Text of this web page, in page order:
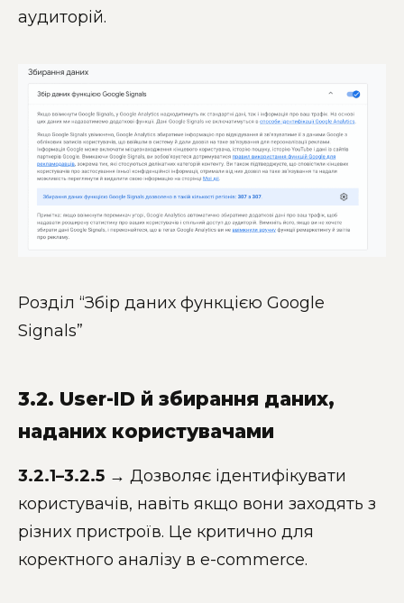
аудиторій.
Розділ “Збір даних функцією Google
Signals”
3.2. User-ID й збирання даних,
наданих користувачами
3.2.1–3.2.5 → Дозволяє ідентифікувати
користувачів, навіть якщо вони заходять з
різних пристроїв. Це критично для
коректного аналізу в e-commerce.